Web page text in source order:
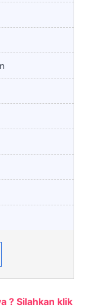
? Silahkan klik